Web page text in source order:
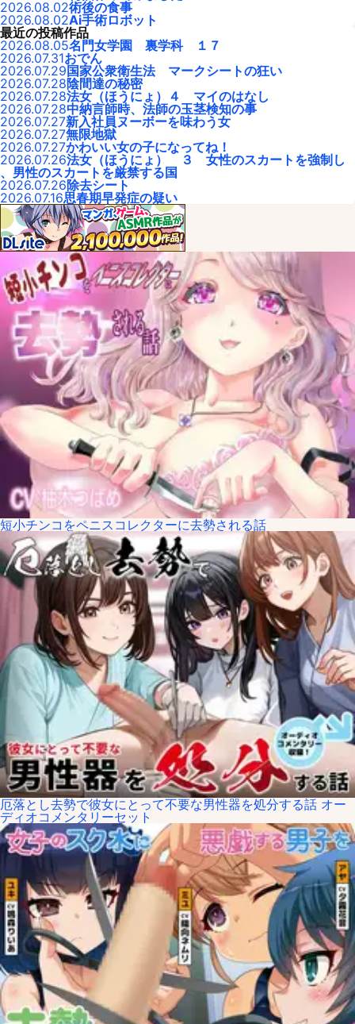
2026.08.02術後の食事
2026.08.02Ai手術ロボット
最近の投稿作品
2026.08.05名門女学園 裏学科 １７
2026.07.31おでん
2026.07.29 国家公衆衛生法 マークシートの狂い
2026.07.28陰間達の秘密
2026.07.28法女（ほうにょ）４ マイのはなし
2026.07.28中納言師時、法師の玉茎検知の事
2026.07.27新入社員ヌーボーを味わう女
2026.07.27無限地獄
2026.07.27かわいい女の子になってね！
2026.07.26法女（ほうにょ） ３ 女性のスカートを強制し
、男性のスカートを厳禁する国
2026.07.26除去シート
2026.07.16思春期早発症の疑い
短小チンコをペニスコレクターに去勢される話
厄落とし去勢で彼女にとって不要な男性器を処分する話 オー
ディオコメンタリーセット